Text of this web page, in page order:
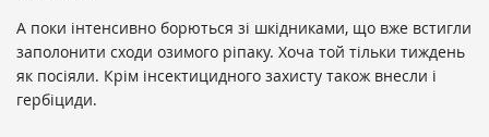
А поки інтенсивно борються зі шкідниками, що вже встигли
заполонити сходи озимого ріпаку. Хоча той тільки тиждень
як посіяли. Крім інсектицидного захисту також внесли і
гербіциди.